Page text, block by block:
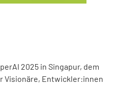
2025 in Singapur, dem
Entwickler:innen